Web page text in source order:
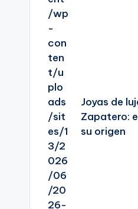
Joyas de
Zapatero:
su origen